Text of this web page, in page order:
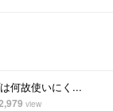
何故使いにく...
view